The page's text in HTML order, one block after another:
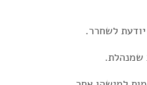
לשחרר.
שמנהלת.